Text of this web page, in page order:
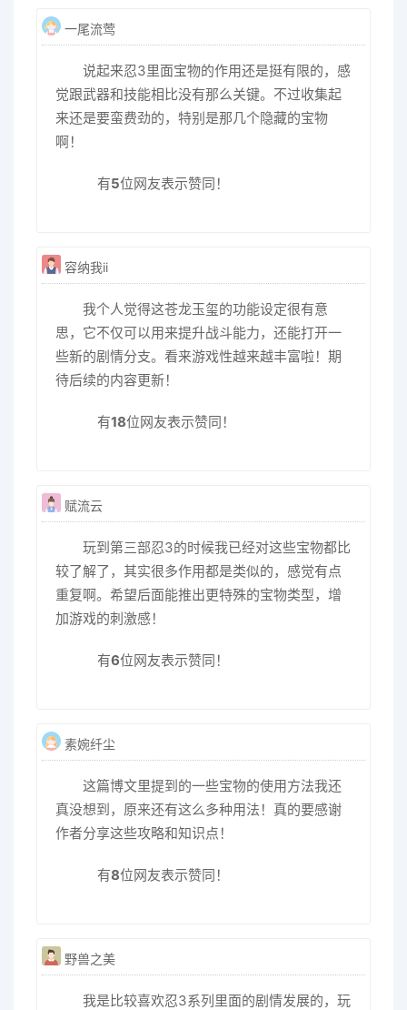
一尾流莺
说起来忍3里面宝物的作用还是挺有限的，感
觉跟武器和技能相比没有那么关键。不过收集起
来还是要蛮费劲的，特别是那几个隐藏的宝物
啊！
有5位网友表示赞同！
容纳我ii
我个人觉得这苍龙玉玺的功能设定很有意
思，它不仅可以用来提升战斗能力，还能打开一
些新的剧情分支。看来游戏性越来越丰富啦！期
待后续的内容更新！
有18位网友表示赞同！
赋流云
玩到第三部忍3的时候我已经对这些宝物都比
较了解了，其实很多作用都是类似的，感觉有点
重复啊。希望后面能推出更特殊的宝物类型，增
加游戏的刺激感！
有6位网友表示赞同！
素婉纤尘
这篇博文里提到的一些宝物的使用方法我还
真没想到，原来还有这么多种用法！真的要感谢
作者分享这些攻略和知识点！
有8位网友表示赞同！
野兽之美
我是比较喜欢忍3系列里面的剧情发展的，玩